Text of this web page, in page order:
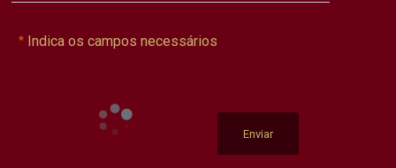
Indica os campos necessários
Enviar